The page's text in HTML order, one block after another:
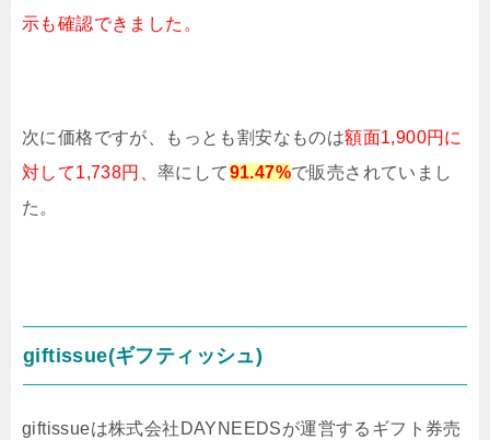
示も確認できました。
次に価格ですが、もっとも割安なものは額面1,900円に
対して1,738円、 率にして91.47%で販売されていまし
た。
giftissue(ギフティッシュ)
giftissueは株式会社DAYNEEDSが運営するギフト券売